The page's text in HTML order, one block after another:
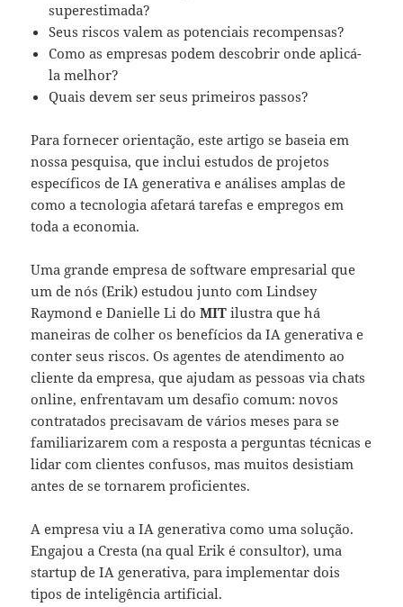
superestimada?
Seus riscos valem as potenciais recompensas?
Como as empresas podem descobrir onde aplicá-
la melhor?
Quais devem ser seus primeiros passos?
Para fornecer orientação, este artigo se baseia em
nossa pesquisa, que inclui estudos de projetos
específicos de IA generativa e análises amplas de
como a tecnologia afetará tarefas e empregos em
toda a economia.
Uma grande empresa de software empresarial que
um de nós (Erik) estudou junto com Lindsey
Raymond e Danielle Li doMIT ilustra que há
maneiras de colher os benefícios da IA generativa e
conter seus riscos. Os agentes de atendimento ao
cliente da empresa, que ajudam as pessoas via chats
online, enfrentavam um desafio comum: novos
contratados precisavam de vários meses para se
familiarizarem com a resposta a perguntas técnicas e
lidar com clientes confusos, mas muitos desistiam
antes de se tornarem proficientes.
A empresa viu a IA generativa como uma solução.
Engajou a Cresta (na qual Erik é consultor), uma
startup de IA generativa, para implementar dois
tipos de inteligência artificial.